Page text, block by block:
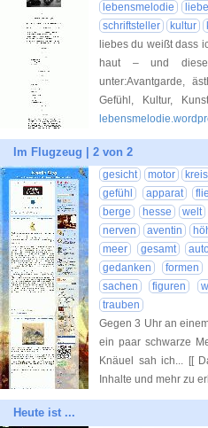
lebensmelodie
liebe
schriftsteller
kultur
liebes du weißt dass
haut – und
unter:Avantgarde,
Gefühl, Kultur,
Im Flugzeug | 2 von 2
gesicht motor kreis
gefühl
apparat
berge
hesse welt
nerven
aventin
meer
gesamt
gedanken
formen
sachen
figuren
trauben
Gegen 3 Uhr an
ein paar schwarze
Knäuel sah ich... [[
Inhalte und mehr zu
Heute ist ...